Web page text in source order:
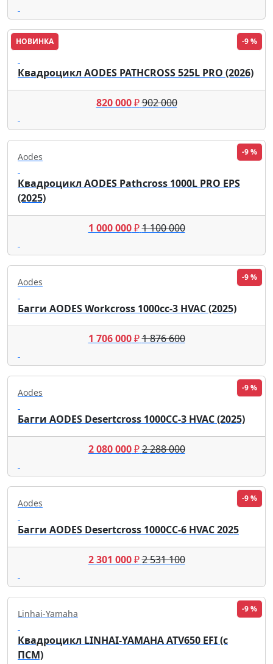
НОВИНКА -9 %
Aodes
Квадроцикл AODES PATHCROSS 525L PRO (2026)
820 000₽902 000
-9 %
Aodes
Квадроцикл AODES Pathcross 1000L PRO EPS
(2025)
1 000 000₽1 100 000
-9 %
Aodes
Багги AODES Workcross 1000cc-3 HVAC (2025)
1 706 000₽1 876 600
-9 %
Aodes
Багги AODES Desertcross 1000CC-3 HVAC (2025)
2 080 000₽2 288 000
-9 %
Aodes
Багги AODES Desertcross 1000CC-6 HVAC 2025
2 301 000₽2 531 100
-9 %
Linhai-Yamaha
Квадроцикл LINHAI-YAMAHA ATV650 EFI (с
ПСМ)